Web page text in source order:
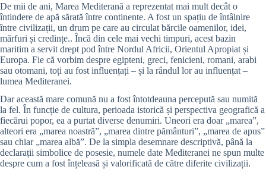
De mii de ani, Marea Mediterană a reprezentat mai mult decât o
întindere de apă sărată între continente. A fost un spațiu de întâlnire
între civilizații, un drum pe care au circulat bărcile oamenilor, idei,
mărfuri și credințe.. Încă din cele mai vechi timpuri, acest bazin
maritim a servit drept pod între Nordul Africii, Orientul Apropiat și
Europa. Fie că vorbim despre egipteni, greci, fenicieni, romani, arabi
sau otomani, toți au fost influențați – și la rândul lor au influențat –
lumea Mediteranei.
Dar această mare comună nu a fost întotdeauna percepută sau numită
la fel. În funcție de cultura, perioada istorică și perspectiva geografică a
fiecărui popor, ea a purtat diverse denumiri. Uneori era doar „marea”,
alteori era „marea noastră”, „marea dintre pământuri”, „marea de apus”
sau chiar „marea albă”. De la simpla desemnare descriptivă, până la
declarații simbolice de posesie, numele date Mediteranei ne spun multe
despre cum a fost înțeleasă și valorificată de către diferite civilizații.